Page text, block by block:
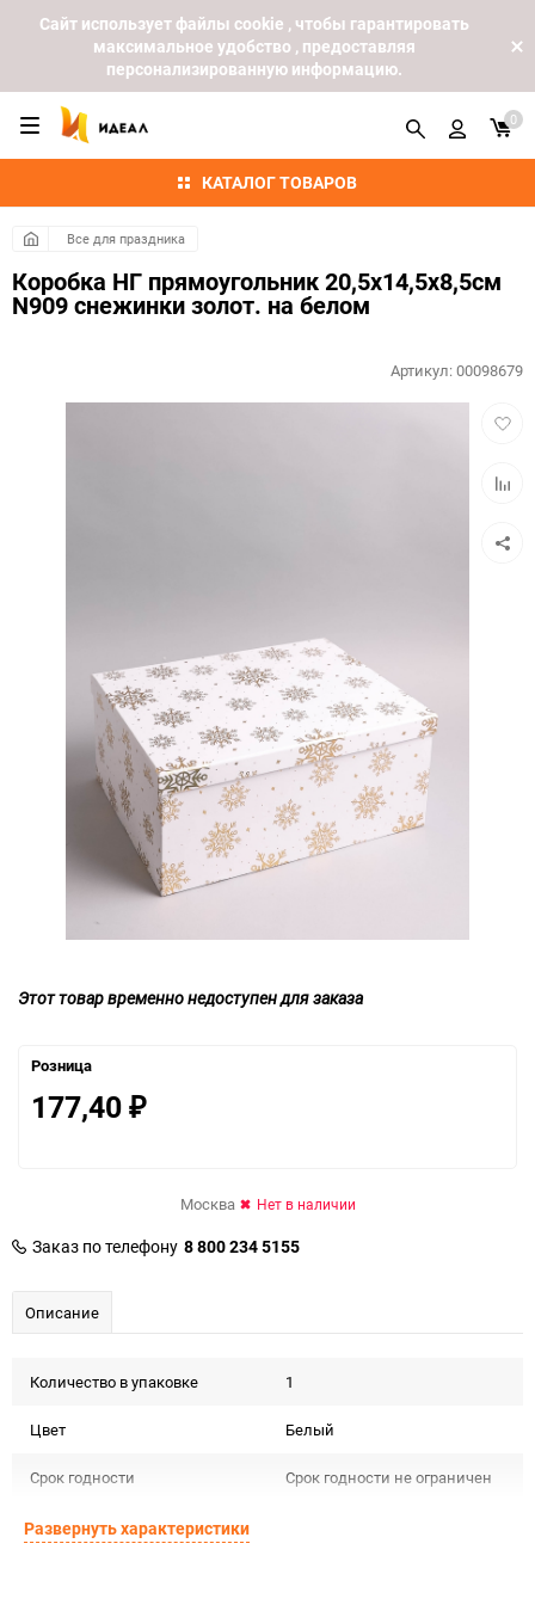
Cайт использует файлы cookie , чтобы гарантировать
максимальное удобство , предоставляя
персонализированную информацию.
КАТАЛОГ ТОВАРОВ
0
Все для праздника
Коробка НГ прямоугольник 20,5х14,5х8,5см
N909 снежинки золот. на белом
Артикул:00098679
Этот товар временно недоступен для заказа
Розница
177,40 ₽
Москва Нет в наличии
Заказ по телефону 8 800 234 5155
Описание
Количество в упаковке 1
Цвет Белый
Срок годности Срок годности не ограничен
Предназначение товара
Развернуть характеристики